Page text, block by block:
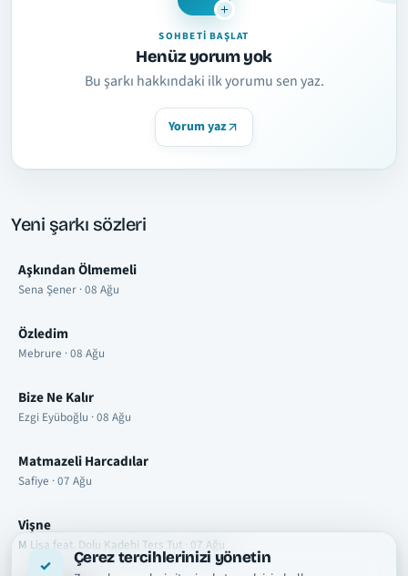
Çerez tercihlerinizi yönetin
SOHBETI BAŞLAT
Henüz yorum yok
Bu şarkı hakkındaki ilk yorumu sen yaz.
Yorum yaz
Yeni şarkı sözleri
Aşkından Ölmemeli
Sena Şener · 08 Ağu
Özledim
Mebrure · 08 Ağu
Bize Ne Kalır
Ezgi Eyüboğlu · 08 Ağu
Matmazeli Harcadılar
Safiye · 07 Ağu
Vişne
M Lisa feat. Dolu Kadehi Ters Tut · 07 Ağu